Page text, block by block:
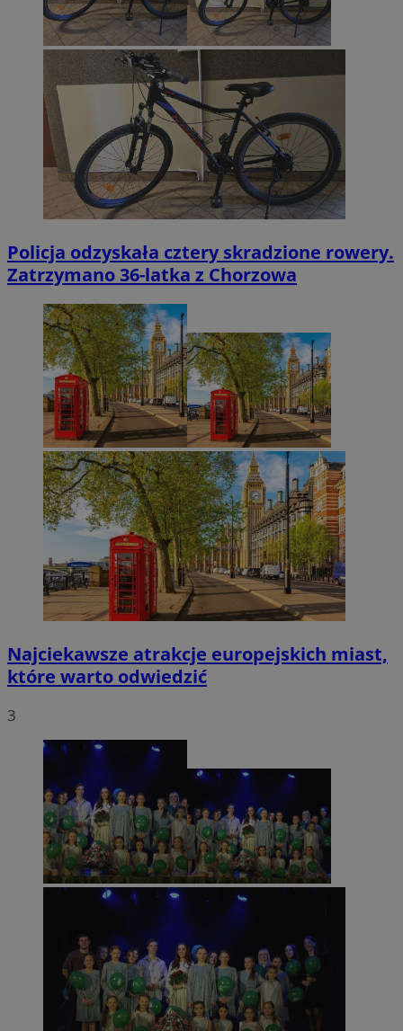
Policja odzyskała cztery skradzione rowery.
Zatrzymano 36-latka z Chorzowa
Najciekawsze atrakcje europejskich miast,
które warto odwiedzić
3